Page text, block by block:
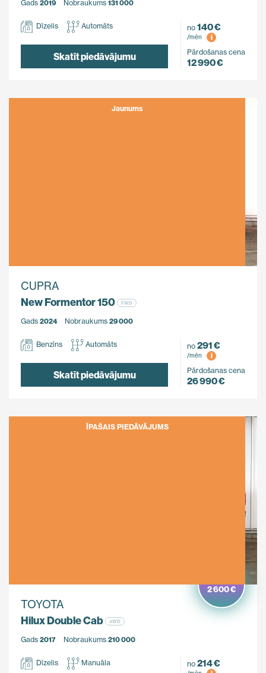
Gads 2019 Nobraukums 131 000
Dīzelis Automāts
Skatīt piedāvājumu
no 140 €
/mēn
i
Pārdošanas cena
12 990 €
Jaunums
CUPRA
New Formentor 150
FWD
Gads 2024 Nobraukums 29 000
Benzīns Automāts
Skatīt piedāvājumu
no 291 €
/mēn
i
Pārdošanas cena
26 990 €
ĪPAŠAIS PIEDĀVĀJUMS
TOYOTA
Hilux Double Cab
4WD
Gads 2017 Nobraukums 210 000
2 600 €
Dīzelis Manuāla no 214 €